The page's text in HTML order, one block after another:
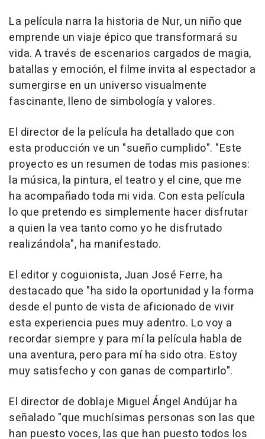
La película narra la historia de Nur, un niño que
emprende un viaje épico que transformará su
vida. A través de escenarios cargados de magia,
batallas y emoción, el filme invita al espectador a
sumergirse en un universo visualmente
fascinante, lleno de simbología y valores.
El director de la película ha detallado que con
esta producción ve un "sueño cumplido". "Este
proyecto es un resumen de todas mis pasiones:
la música, la pintura, el teatro y el cine, que me
ha acompañado toda mi vida. Con esta película
lo que pretendo es simplemente hacer disfrutar
a quien la vea tanto como yo he disfrutado
realizándola", ha manifestado.
El editor y coguionista, Juan José Ferre, ha
destacado que "ha sido la oportunidad y la forma
desde el punto de vista de aficionado de vivir
esta experiencia pues muy adentro. Lo voy a
recordar siempre y para mí la película habla de
una aventura, pero para mí ha sido otra. Estoy
muy satisfecho y con ganas de compartirlo".
El director de doblaje Miguel Ángel Andújar ha
señalado "que muchísimas personas son las que
han puesto voces, las que han puesto todos los